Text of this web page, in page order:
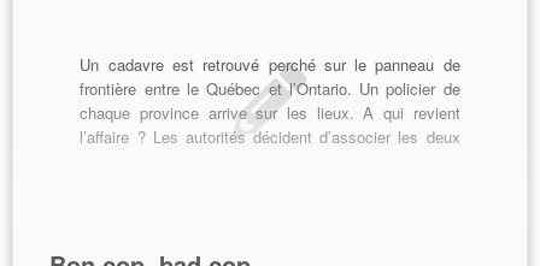
Un cadavre est retrouvé perché sur le panneau de
frontière entre le Québec et l’Ontario. Un policier de
chaque province arrive sur les lieux. A qui revient
l’affaire ? Les autorités décident d’associer les deux